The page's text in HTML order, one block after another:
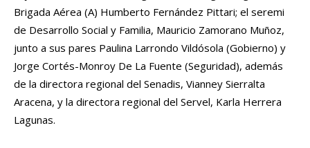
Brigada Aérea (A) Humberto Fernández Pittari; el seremi
de Desarrollo Social y Familia, Mauricio Zamorano Muñoz,
junto a sus pares Paulina Larrondo Vildósola (Gobierno) y
Jorge Cortés-Monroy De La Fuente (Seguridad), además
de la directora regional del Senadis, Vianney Sierralta
Aracena, y la directora regional del Servel, Karla Herrera
Lagunas.